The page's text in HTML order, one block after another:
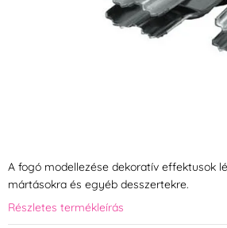
A fogó modellezése dekoratív effektusok
mártásokra és egyéb desszertekre.
Részletes termékleírás